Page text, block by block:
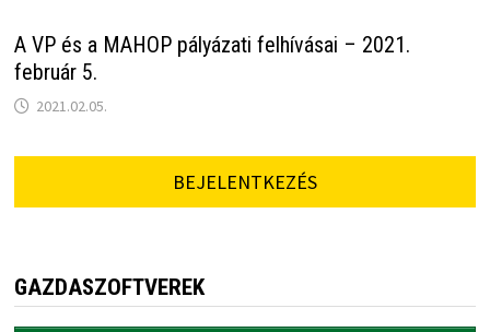
A VP és a MAHOP pályázati felhívásai – 2021.
február 5.
2021.02.05.
BEJELENTKEZÉS
GAZDASZOFTVEREK